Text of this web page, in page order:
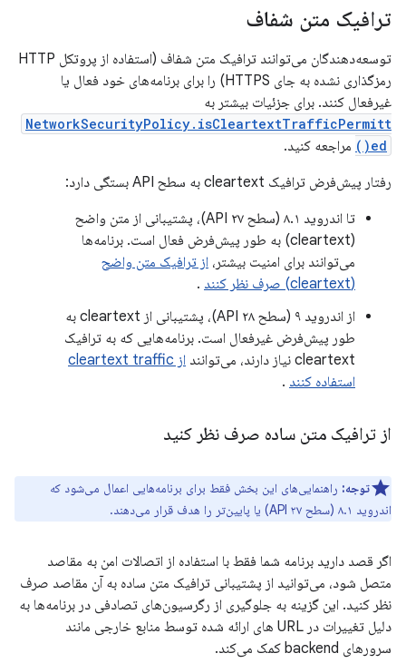
ترافیک متن شفاف
توسعه‌دهندگان می‌توانند ترافیک متن شفاف (استفاده از پروتکل HTTP
رمزگذاری نشده به جای HTTPS) را برای برنامه‌های خود فعال یا
غیرفعال کنند. برای جزئیات بیشتر به
NetworkSecurityPolicy.isCleartextTrafficPermitt
ed()
مراجعه کنید.
رفتار پیش‌فرض ترافیک cleartext به سطح API بستگی دارد:
تا اندروید ۸.۱ (سطح API ۲۷)، پشتیبانی از متن واضح
(cleartext) به طور پیش‌فرض فعال است. برنامه‌ها
می‌توانند برای امنیت بیشتر، از ترافیک متن واضح
(cleartext) صرف نظر کنند
.
از اندروید ۹ (سطح API ۲۸)، پشتیبانی از cleartext به
طور پیش‌فرض غیرفعال است. برنامه‌هایی که به ترافیک
cleartext نیاز دارند، می‌توانند
از cleartext traffic
استفاده کنند .
از ترافیک متن ساده صرف نظر کنید
توجه: راهنمایی‌های این بخش فقط برای برنامه‌هایی اعمال می‌شود که
اندروید ۸.۱ (سطح API ۲۷) یا پایین‌تر را هدف قرار می‌دهند.
اگر قصد دارید برنامه شما فقط با استفاده از اتصالات امن به مقاصد
متصل شود، می‌توانید از پشتیبانی ترافیک متن ساده به آن مقاصد صرف
نظر کنید. این گزینه به جلوگیری از رگرسیون‌های تصادفی در برنامه‌ها به
دلیل تغییرات در URL های ارائه شده توسط منابع خارجی مانند
سرورهای backend کمک می‌کند.